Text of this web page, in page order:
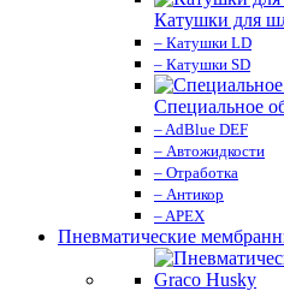
Катушки для
– Катушки LD
– Катушки SD
Специальное
– AdBlue DEF
– Автожидкости
– Отработка
– Антикор
– APEX
Пневматические